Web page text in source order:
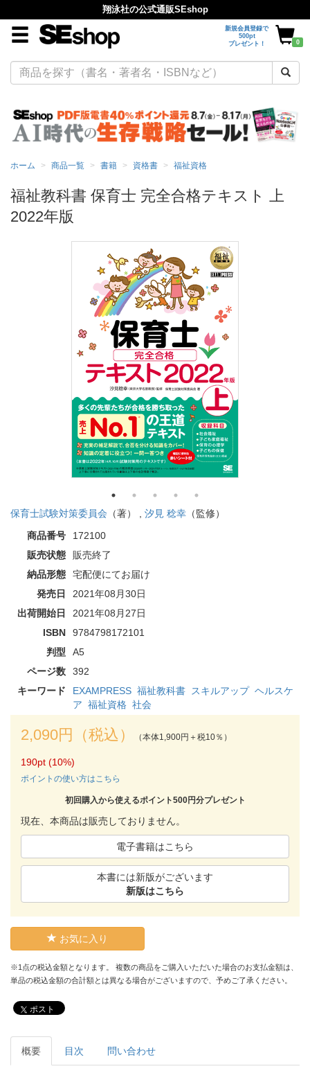
翔泳社の公式通販SEshop
新規会員登録で
500pt
プレゼント！
0
ホーム 商品一覧 書籍 資格書 福祉資格
福祉教科書 保育士 完全合格テキスト 上
2022年版
保育士試験対策委員会 （著） , 汐見 稔幸 （監修）
商品番号
172100
販売状態
販売終了
納品形態
宅配便にてお届け
発売日
2021年08月30日
出荷開始日
2021年08月27日
ISBN
9784798172101
判型
A5
ページ数
392
キーワード
EXAMPRESS 福祉教科書 スキルアップ ヘルスケ
ア 福祉資格 社会
2,090円（税込） （本体1,900円＋税10％）
190pt (10%)
ポイントの使い方はこちら
初回購入から使えるポイント500円分プレゼント
現在、本商品は販売しておりません。
電子書籍はこちら
本書には新版がございます
新版はこちら
お気に入り
※1点の税込金額となります。 複数の商品をご購入いただいた場合のお支払金額は、
単品の税込金額の合計額とは異なる場合がございますので、予めご了承ください。
ポスト
概要 目次 問い合わせ